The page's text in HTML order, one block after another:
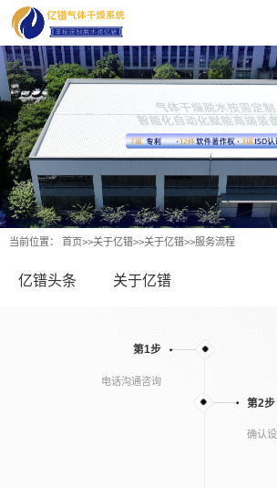
当前位置： 首页>>关于亿镨>>关于亿镨>>服务流程
亿镨头条 关于亿镨
第1步
电话沟通咨询
第2步
确认